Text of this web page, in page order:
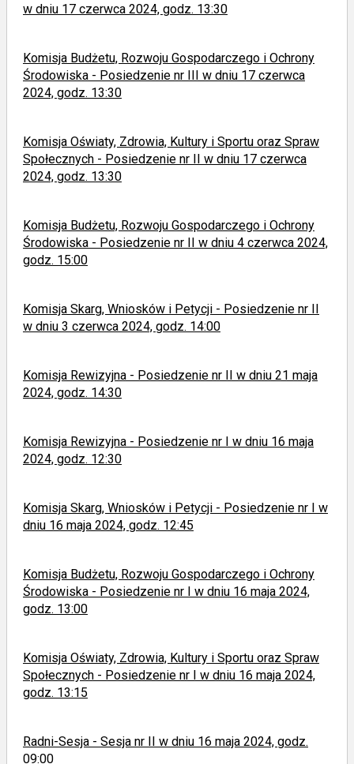
w dniu 17 czerwca 2024, godz. 13:30
Komisja Budżetu, Rozwoju Gospodarczego i Ochrony
Środowiska - Posiedzenie nr III w dniu 17 czerwca
2024, godz. 13:30
Komisja Oświaty, Zdrowia, Kultury i Sportu oraz Spraw
Społecznych - Posiedzenie nr II w dniu 17 czerwca
2024, godz. 13:30
Komisja Budżetu, Rozwoju Gospodarczego i Ochrony
Środowiska - Posiedzenie nr II w dniu 4 czerwca 2024,
godz. 15:00
Komisja Skarg, Wniosków i Petycji - Posiedzenie nr II
w dniu 3 czerwca 2024, godz. 14:00
Komisja Rewizyjna - Posiedzenie nr II w dniu 21 maja
2024, godz. 14:30
Komisja Rewizyjna - Posiedzenie nr I w dniu 16 maja
2024, godz. 12:30
Komisja Skarg, Wniosków i Petycji - Posiedzenie nr I w
dniu 16 maja 2024, godz. 12:45
Komisja Budżetu, Rozwoju Gospodarczego i Ochrony
Środowiska - Posiedzenie nr I w dniu 16 maja 2024,
godz. 13:00
Komisja Oświaty, Zdrowia, Kultury i Sportu oraz Spraw
Społecznych - Posiedzenie nr I w dniu 16 maja 2024,
godz. 13:15
Radni-Sesja - Sesja nr II w dniu 16 maja 2024, godz.
09:00